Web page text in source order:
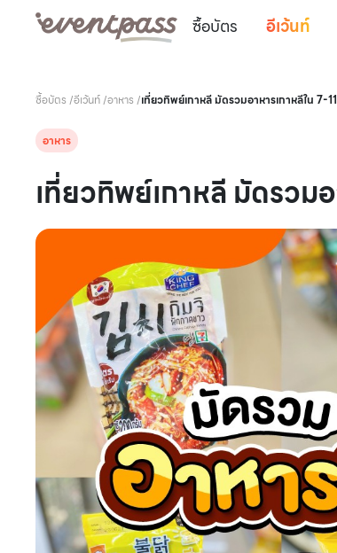
ซื้อบัตร อีเว้นท์
ซื้อบัตร /อีเว้นท์/อาหาร /เที่ยวทิพย์เกาหลี มัดรวมอาหารเกาหลีใน 7-
อาหาร
เที่ยวทิพย์เกาหลี มัดรวม